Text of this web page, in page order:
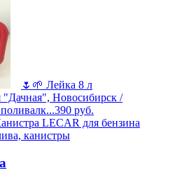
🌷🌱 Лейка 8 л
"Дачная", Новосибирск /
390 руб.